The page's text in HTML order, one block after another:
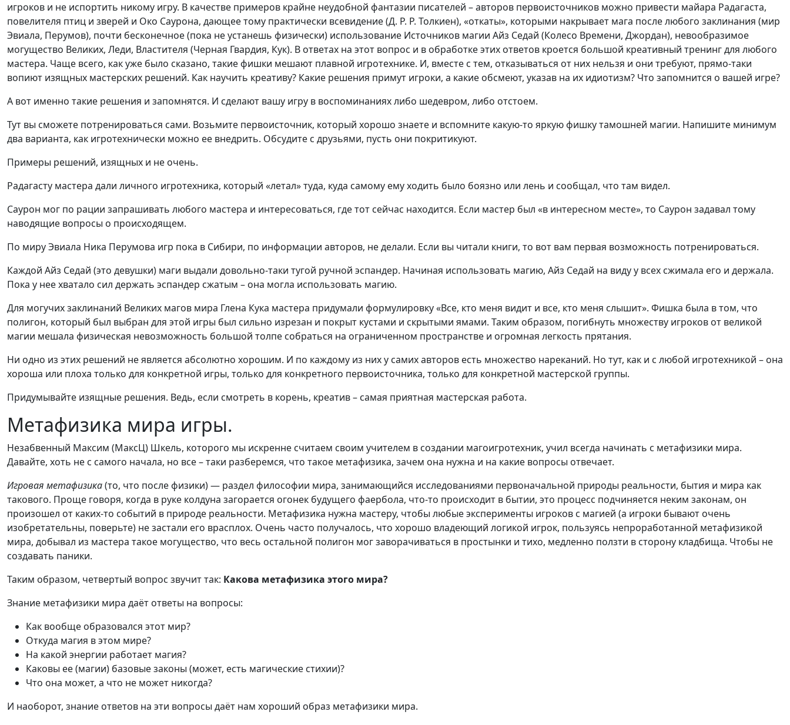
игроков и не испортить никому игру. В качестве примеров крайне неудобной фантазии писателей – авторов первоисточников можно привести майара Радагаста,
повелителя птиц и зверей и Око Саурона, дающее тому практически всевидение (Д. Р. Р. Толкиен), «откаты», которыми накрывает мага после любого заклинания (мир
Эвиала, Перумов), почти бесконечное (пока не устанешь физически) использование Источников магии Айз Седай (Колесо Времени, Джордан), невообразимое
могущество Великих, Леди, Властителя (Черная Гвардия, Кук). В ответах на этот вопрос и в обработке этих ответов кроется большой креативный тренинг для любого
мастера. Чаще всего, как уже было сказано, такие фишки мешают плавной игротехнике. И, вместе с тем, отказываться от них нельзя и они требуют, прямо-таки
вопиют изящных мастерских решений. Как научить креативу? Какие решения примут игроки, а какие обсмеют, указав на их идиотизм? Что запомнится о вашей игре?
А вот именно такие решения и запомнятся. И сделают вашу игру в воспоминаниях либо шедевром, либо отстоем.
Тут вы сможете потренироваться сами. Возьмите первоисточник, который хорошо знаете и вспомните какую-то яркую фишку тамошней магии. Напишите минимум
два варианта, как игротехнически можно ее внедрить. Обсудите с друзьями, пусть они покритикуют.
Примеры решений, изящных и не очень.
Радагасту мастера дали личного игротехника, который «летал» туда, куда самому ему ходить было боязно или лень и сообщал, что там видел.
Саурон мог по рации запрашивать любого мастера и интересоваться, где тот сейчас находится. Если мастер был «в интересном месте», то Саурон задавал тому
наводящие вопросы о происходящем.
По миру Эвиала Ника Перумова игр пока в Сибири, по информации авторов, не делали. Если вы читали книги, то вот вам первая возможность потренироваться.
Каждой Айз Седай (это девушки) маги выдали довольно-таки тугой ручной эспандер. Начиная использовать магию, Айз Седай на виду у всех сжимала его и держала.
Пока у нее хватало сил держать эспандер сжатым – она могла использовать магию.
Для могучих заклинаний Великих магов мира Глена Кука мастера придумали формулировку «Все, кто меня видит и все, кто меня слышит». Фишка была в том, что
полигон, который был выбран для этой игры был сильно изрезан и покрыт кустами и скрытыми ямами. Таким образом, погибнуть множеству игроков от великой
магии мешала физическая невозможность большой толпе собраться на ограниченном пространстве и огромная легкость прятания.
Ни одно из этих решений не является абсолютно хорошим. И по каждому из них у самих авторов есть множество нареканий. Но тут, как и с любой игротехникой – она
хороша или плоха только для конкретной игры, только для конкретного первоисточника, только для конкретной мастерской группы.
Придумывайте изящные решения. Ведь, если смотреть в корень, креатив – самая приятная мастерская работа.
Метафизика мира игры.
Незабвенный Максим (МаксЦ) Шкель, которого мы искренне считаем своим учителем в создании магоигротехник, учил всегда начинать с метафизики мира.
Давайте, хоть не с самого начала, но все – таки разберемся, что такое метафизика, зачем она нужна и на какие вопросы отвечает.
Игровая метафизика(то, что после физики) — раздел философии мира, занимающийся исследованиями первоначальной природы реальности, бытия и мира как
такового. Проще говоря, когда в руке колдуна загорается огонек будущего фаербола, что-то происходит в бытии, это процесс подчиняется неким законам, он
произошел от каких-то событий в природе реальности. Метафизика нужна мастеру, чтобы любые эксперименты игроков с магией (а игроки бывают очень
изобретательны, поверьте) не застали его врасплох. Очень часто получалось, что хорошо владеющий логикой игрок, пользуясь непроработанной метафизикой
мира, добывал из мастера такое могущество, что весь остальной полигон мог заворачиваться в простынки и тихо, медленно ползти в сторону кладбища. Чтобы не
создавать паники.
Таким образом, четвертый вопрос звучит так: Какова метафизика этого мира?
Знание метафизики мира даёт ответы на вопросы:
Как вообще образовался этот мир?
Откуда магия в этом мире?
На какой энергии работает магия?
Каковы ее (магии) базовые законы (может, есть магические стихии)?
Что она может, а что не может никогда?
И наоборот, знание ответов на эти вопросы даёт нам хороший образ метафизики мира.